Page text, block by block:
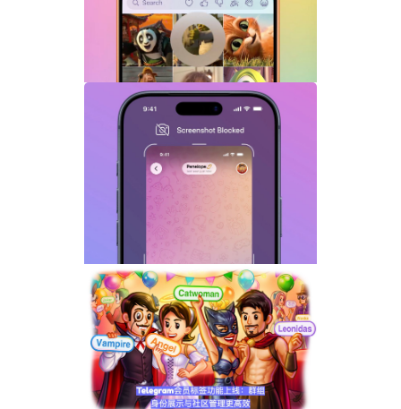
Telegram GIF标题功能上线：动态图也能
添加文字说明与表情内容
Telegram关闭私聊分享功能详解：增强聊
天隐私与内容保护